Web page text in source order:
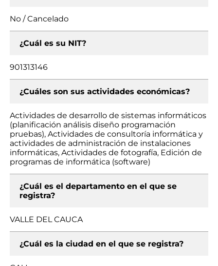
No / Cancelado
¿Cuál es su NIT?
901313146
¿Cuáles son sus actividades económicas?
Actividades de desarrollo de sistemas informáticos
(planificación análisis diseño programación
pruebas), Actividades de consultoría informática y
actividades de administración de instalaciones
informáticas, Actividades de fotografía, Edición de
programas de informática (software)
¿Cuál es el departamento en el que se
registra?
VALLE DEL CAUCA
¿Cuál es la ciudad en el que se registra?